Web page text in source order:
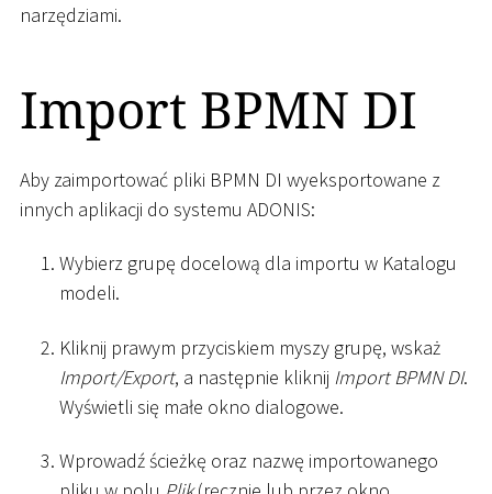
narzędziami.
Import BPMN DI
Aby zaimportować pliki BPMN DI wyeksportowane z
innych aplikacji do systemu ADONIS:
Wybierz grupę docelową dla importu w Katalogu
modeli.
Kliknij prawym przyciskiem myszy grupę, wskaż
Import/Export, a następnie kliknij Import BPMN DI.
Wyświetli się małe okno dialogowe.
Wprowadź ścieżkę oraz nazwę importowanego